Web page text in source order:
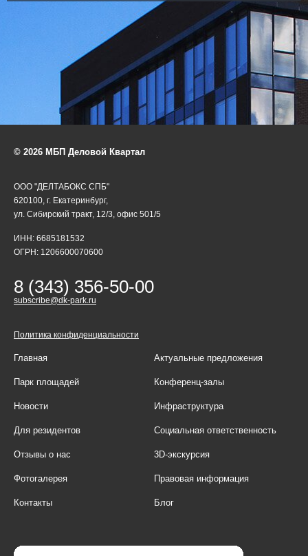
© 2026 МБП Деловой Квартал
ООО "ДЕЛТАБОКС СПБ"
620100, г. Екатеринбург,
ул. Сибирский тракт, 12/3, офис 501/5
ИНН: 6685181532
ОГРН: 1206600070600
8 (343) 356-50-00
subscribe@dk-park.ru
Политика конфиденциальности
Главная Актуальные предложения
Парк площадей Конференц-залы
Новости Инфраструктура
Для резидентов Социальная ответственность
Отзывы о нас 3D-экскурсия
Фотогалерея Правовая информация
Контакты Блог